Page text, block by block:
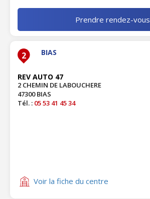
Prendre rendez-vous
2 BIAS
REV AUTO 47
2 CHEMIN DE LABOUCHERE
47300 BIAS
Tél. : 05 53 41 45 34
Voir la fiche du centre